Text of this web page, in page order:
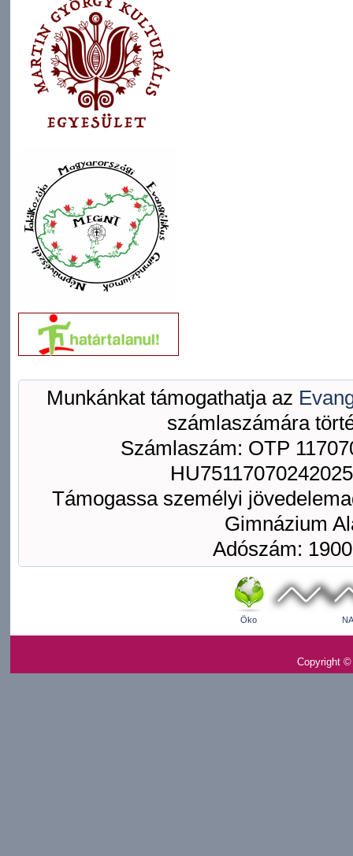
Munkánkat támogathatja az
számlaszámára
Számlaszám: OTP
Támogassa személyi
Gimnázium
Adószám:
Öko
Copyright